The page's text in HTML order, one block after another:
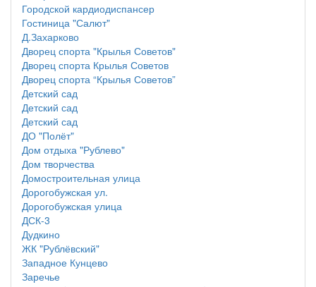
Городской кардиодиспансер
Гостиница "Салют"
Д.Захарково
Дворец спорта "Крылья Советов"
Дворец спорта Крылья Советов
Дворец спорта “Крылья Советов”
Детский сад
Детский сад
Детский сад
ДО "Полёт"
Дом отдыха "Рублево"
Дом творчества
Домостроительная улица
Дорогобужская ул.
Дорогобужская улица
ДСК-3
Дудкино
ЖК "Рублёвский"
Западное Кунцево
Заречье